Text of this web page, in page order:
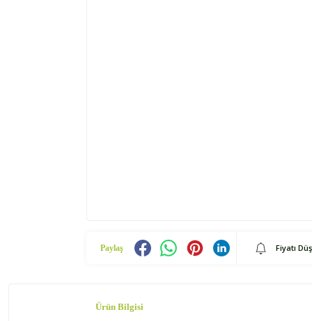
Paylaş Fiyatı
Ürün Bilgisi